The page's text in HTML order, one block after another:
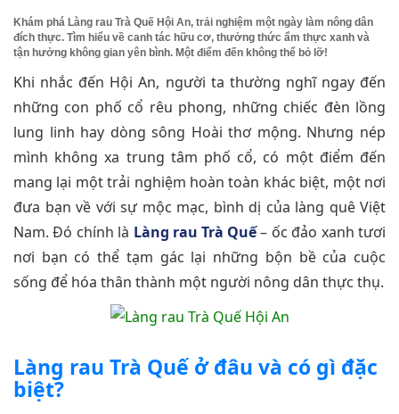
Khám phá Làng rau Trà Quế Hội An, trải nghiệm một ngày làm nông dân
đích thực. Tìm hiểu về canh tác hữu cơ, thưởng thức ẩm thực xanh và
tận hưởng không gian yên bình. Một điểm đến không thể bỏ lỡ!
Khi nhắc đến Hội An, người ta thường nghĩ ngay đến
những con phố cổ rêu phong, những chiếc đèn lồng
lung linh hay dòng sông Hoài thơ mộng. Nhưng nép
mình không xa trung tâm phố cổ, có một điểm đến
mang lại một trải nghiệm hoàn toàn khác biệt, một nơi
đưa bạn về với sự mộc mạc, bình dị của làng quê Việt
Nam. Đó chính là Làng rau Trà Quế– ốc đảo xanh tươi
nơi bạn có thể tạm gác lại những bộn bề của cuộc
sống để hóa thân thành một người nông dân thực thụ.
Làng rau Trà Quế ở đâu và có gì đặc
biệt?